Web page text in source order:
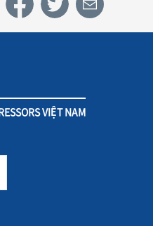
VIỆT NAM